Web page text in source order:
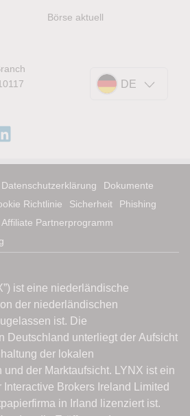
Börse aktuell
DE
Datenschutzerklärung
Dokumente
Richtlinie Sicherheit
Phishing
Affiliate Partnerprogramm